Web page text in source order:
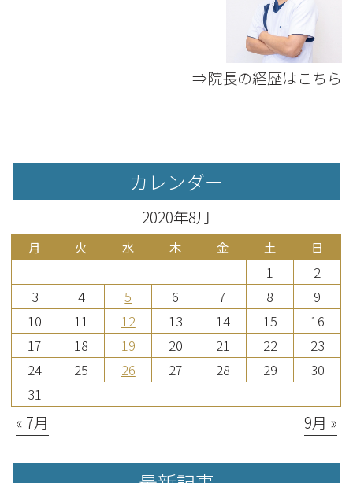
⇒院長の経歴はこちら
カレンダー
2020年8月
月 火 水 木 金 土 日
1
2
3
4 5 6 7 8
9
10
11 12 13 14 15
16
17
18 19 20 21 22
23
24
25 26 27 28 29
30
31
« 7月 9月 »